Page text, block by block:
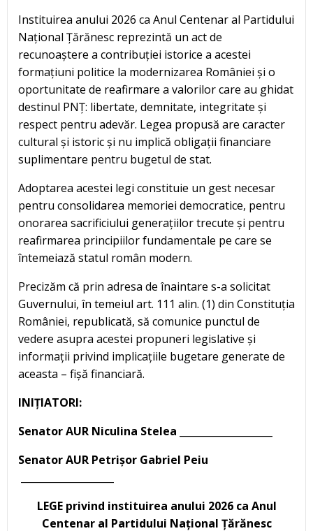
Instituirea anului 2026 ca Anul Centenar al Partidului
Național Țărănesc reprezintă un act de
recunoaștere a contribuției istorice a acestei
formațiuni politice la modernizarea României și o
oportunitate de reafirmare a valorilor care au ghidat
destinul PNȚ: libertate, demnitate, integritate și
respect pentru adevăr. Legea propusă are caracter
cultural și istoric și nu implică obligații financiare
suplimentare pentru bugetul de stat.
Adoptarea acestei legi constituie un gest necesar
pentru consolidarea memoriei democratice, pentru
onorarea sacrificiului generațiilor trecute și pentru
reafirmarea principiilor fundamentale pe care se
întemeiază statul român modern.
Precizăm că prin adresa de înaintare s-a solicitat
Guvernului, în temeiul art. 111 alin. (1) din Constituția
României, republicată, să comunice punctul de
vedere asupra acestei propuneri legislative și
informații privind implicațiile bugetare generate de
aceasta – fișă financiară.
INIȚIATORI:
Senator AUR Niculina Stelea ___________________
Senator AUR Petrișor Gabriel Peiu
LEGE privind instituirea anului 2026 ca Anul
Centenar al Partidului Național Țărănesc